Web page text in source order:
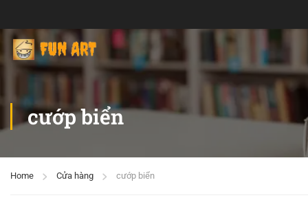
cướp biển
Home Cửa hàng cướp biển